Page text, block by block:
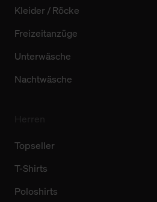
Kleider / Röcke
Freizeitanzüge
Unterwäsche
Nachtwäsche
Topseller
T-Shirts
Poloshirts